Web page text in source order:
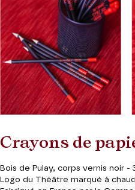
Crayons de
Bois de Pulay, corps vernis noir -
Logo du Théâtre marqué à